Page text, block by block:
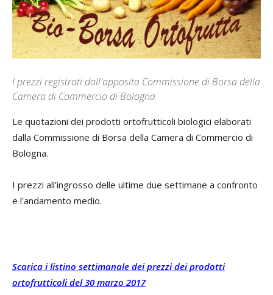
I prezzi registrati dall'apposita Commissione di Borsa della
Camera di Commercio di Bologna
Le quotazioni dei prodotti ortofrutticoli biologici elaborati
dalla Commissione di Borsa della Camera di Commercio di
Bologna.
I prezzi all'ingrosso delle ultime due settimane a confronto
e l'andamento medio.
Scarica i listino settimanale dei prezzi dei prodotti
ortofrutticoli del 30 marzo 2017